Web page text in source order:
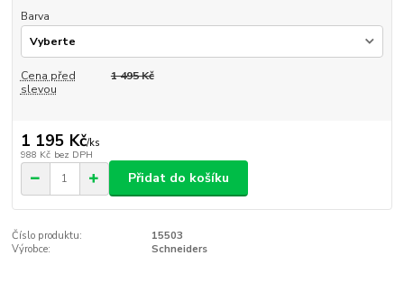
Barva
Cena před
slevou
1 495 Kč
1 195 Kč/ks
988 Kč bez DPH
Přidat do košíku
Číslo produktu:
15503
Výrobce:
Schneiders